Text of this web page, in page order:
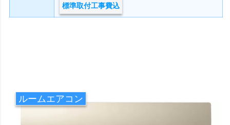
標準取付工事費込
ルームエアコン